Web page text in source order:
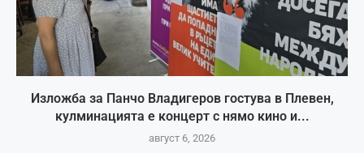
Изложба за Панчо Владигеров гостува в Плевен,
кулминацията е концерт с нямо кино и...
август 6, 2026